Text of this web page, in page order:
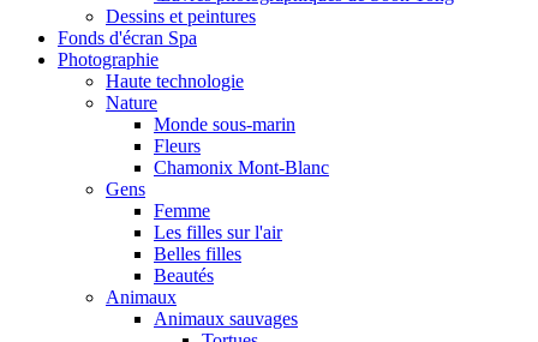
Dessins et peintures
Fonds d'écran Spa
Photographie
Haute technologie
Nature
Monde sous-marin
Fleurs
Chamonix Mont-Blanc
Gens
Femme
Les filles sur l'air
Belles filles
Beautés
Animaux
Animaux sauvages